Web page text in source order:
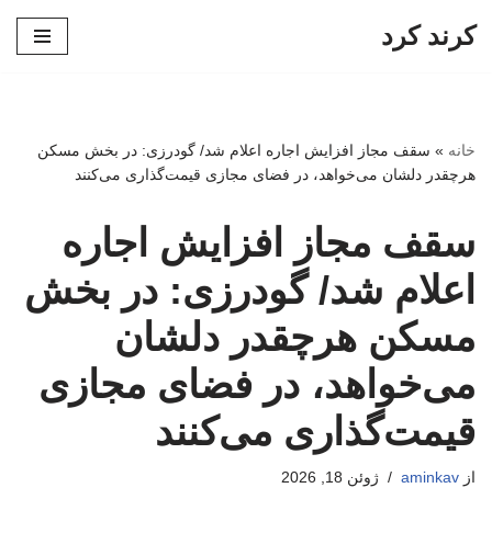
کرند کرد
خانه » سقف مجاز افزایش اجاره اعلام شد/ گودرزی: در بخش مسکن
هرچقدر دلشان می‌خواهد، در فضای مجازی قیمت‌گذاری می‌کنند
سقف مجاز افزایش اجاره
اعلام شد/ گودرزی: در بخش
مسکن هرچقدر دلشان
می‌خواهد، در فضای مجازی
قیمت‌گذاری می‌کنند
از aminkav ژوئن 18, 2026